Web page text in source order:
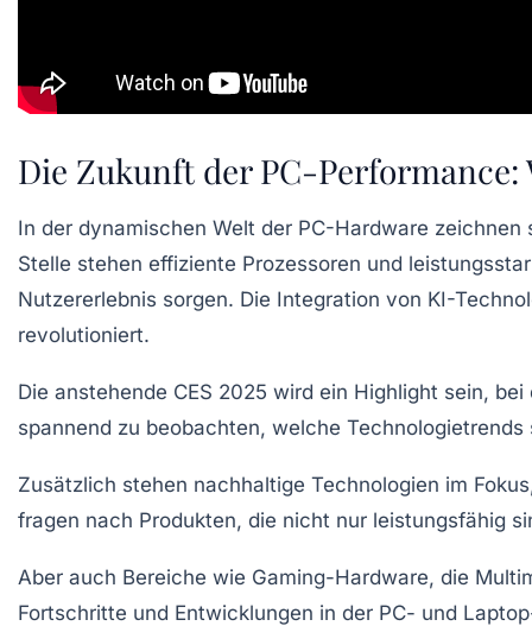
Die Zukunft der PC-
In der dynamischen Welt der PC-Hardware zeichnen
Stelle stehen effiziente Prozessoren und
Nutzererlebnis sorgen. Die Integration von KI-
revolutioniert.
Die anstehende CES 2025 wird ein Highlight sein,
spannend zu beobachten, welche Technologietrends
Zusätzlich stehen nachhaltige Technologien im
fragen nach Produkten, die nicht nur leistungsfähig
Aber auch Bereiche wie Gaming-Hardware, die
Fortschritte und Entwicklungen in der PC- und